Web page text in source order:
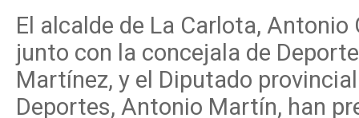
El alcalde de La Carlota, Antonio
junto con la concejala de
Martínez, y el Diputado
Deportes, Antonio Martín, han